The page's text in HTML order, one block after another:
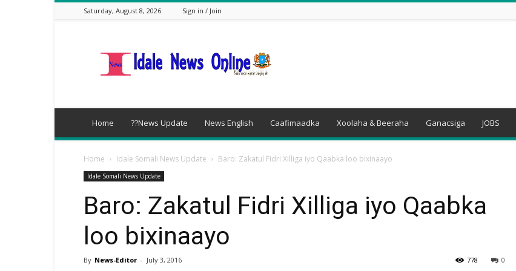
Saturday, August 8, 2026 Sign in / Join
Home ??News Update News English Caafimaadka Xoolaha & Beeraha Ganacsiga JOBS
Home Idale Somali News Update Baro: Zakatul Fidri Xilliga iyo Qaabka loo bixinaayo
Idale Somali News Update
Baro: Zakatul Fidri Xilliga iyo Qaabka
loo bixinaayo
By News-Editor - July 3, 2016 0
778